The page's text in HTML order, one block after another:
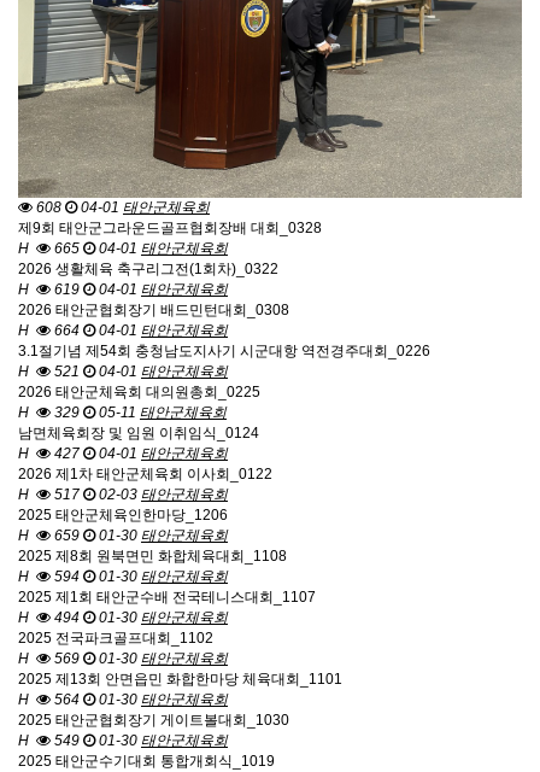
608 04-01 태안군체육회
제9회 태안군그라운드골프협회장배 대회_0328
H
665 04-01 태안군체육회
2026 생활체육 축구리그전(1회차)_0322
H
619 04-01 태안군체육회
2026 태안군협회장기 배드민턴대회_0308
H
664 04-01 태안군체육회
3.1절기념 제54회 충청남도지사기 시군대항 역전경주대회_0226
H
521 04-01 태안군체육회
2026 태안군체육회 대의원총회_0225
H
329 05-11 태안군체육회
남면체육회장 및 임원 이취임식_0124
H
427 04-01 태안군체육회
2026 제1차 태안군체육회 이사회_0122
H
517 02-03 태안군체육회
2025 태안군체육인한마당_1206
H
659 01-30 태안군체육회
2025 제8회 원북면민 화합체육대회_1108
H
594 01-30 태안군체육회
2025 제1회 태안군수배 전국테니스대회_1107
H
494 01-30 태안군체육회
2025 전국파크골프대회_1102
H
569 01-30 태안군체육회
2025 제13회 안면읍민 화합한마당 체육대회_1101
H
564 01-30 태안군체육회
2025 태안군협회장기 게이트볼대회_1030
H
549 01-30 태안군체육회
2025 태안군수기대회 통합개회식_1019